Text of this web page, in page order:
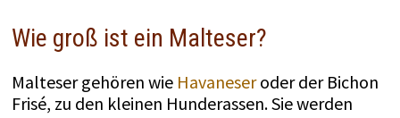
Wie groß ist ein Malteser?
Malteser gehören wie Havaneseroder der Bichon
Frisé, zu den kleinen Hunderassen. Sie werden